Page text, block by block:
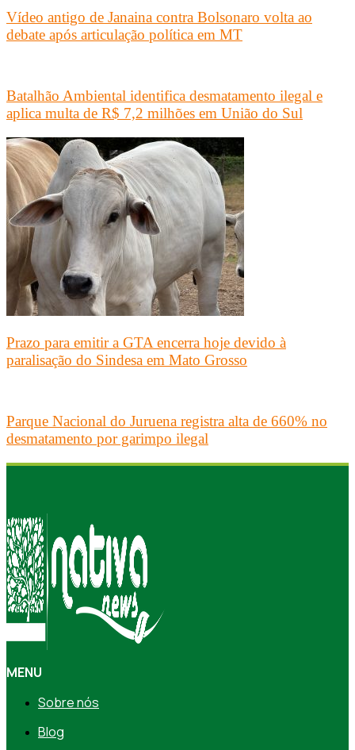
Vídeo antigo de Janaina contra Bolsonaro volta ao
debate após articulação política em MT
Batalhão Ambiental identifica desmatamento ilegal e
aplica multa de R$ 7,2 milhões em União do Sul
Prazo para emitir a GTA encerra hoje devido à
paralisação do Sindesa em Mato Grosso
Parque Nacional do Juruena registra alta de 660% no
desmatamento por garimpo ilegal
MENU
Sobre nós
Blog